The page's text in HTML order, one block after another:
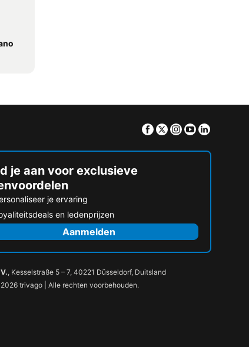
Facebook
TwitterInstagram
Youtube
je aan voor exclusieve
je ervaring
en ledenprijzen
Aanmelden
, Kesselstraße 5 – 7, 40221 Düsseldorf, Duitsland
trivago | Alle rechten voorbehouden.